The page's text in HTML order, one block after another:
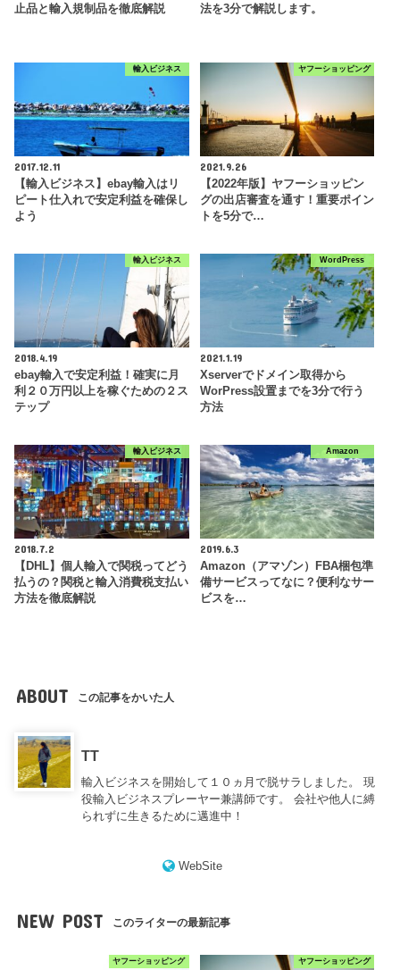
止品と輸入規制品を徹底解説
法を3分で解説します。
輸入ビジネス
2017.12.11
【輸入ビジネス】ebay輸入はリ
ピート仕入れで安定利益を確保し
よう
ヤフーショッピング
2021.9.26
【2022年版】ヤフーショッピン
グの出店審査を通す！重要ポイン
トを5分で…
輸入ビジネス
2018.4.19
ebay輸入で安定利益！確実に月
利２０万円以上を稼ぐための２ス
テップ
WordPress
2021.1.19
Xserverでドメイン取得から
WorPress設置までを3分で行う
方法
輸入ビジネス
2018.7.2
【DHL】個人輸入で関税ってどう
払うの？関税と輸入消費税支払い
方法を徹底解説
Amazon
2019.6.3
Amazon（アマゾン）FBA梱包準
備サービスってなに？便利なサー
ビスを…
ABOUT この記事をかいた人
TT
輸入ビジネスを開始して１０ヵ月で脱サラしました。 現
役輸入ビジネスプレーヤー兼講師です。 会社や他人に縛
られずに生きるために邁進中！
WebSite
NEW POST このライターの最新記事
ヤフーショッピング ヤフーショッピング